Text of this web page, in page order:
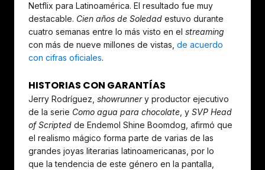
Netflix para Latinoamérica. El resultado fue muy
destacable. Cien años de Soledad estuvo durante
cuatro semanas entre lo más visto en el streaming
con más de nueve millones de vistas, de acuerdo
con cifras oficiales.
HISTORIAS CON GARANTÍAS
Jerry Rodríguez, showrunnery productor ejecutivo
de la serie Como agua para chocolate, y SVP Head
of Scripted de Endemol Shine Boomdog, afirmó que
el realismo mágico forma parte de varias de las
grandes joyas literarias latinoamericanas, por lo
que la tendencia de este género en la pantalla,